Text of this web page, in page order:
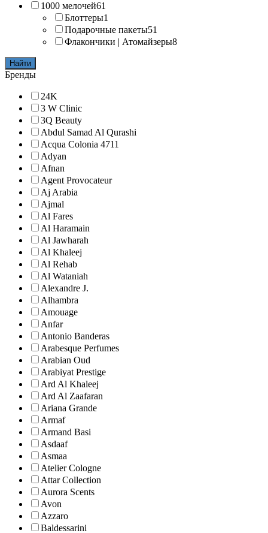
1000 мелочей61
Блоттеры1
Подарочные пакеты51
Флакончики | Атомайзеры8
Найти
Бренды
24K
3 W Clinic
3Q Beauty
Abdul Samad Al Qurashi
Acqua Colonia 4711
Adyan
Afnan
Agent Provocateur
Aj Arabia
Ajmal
Al Fares
Al Haramain
Al Jawharah
Al Khaleej
Al Rehab
Al Wataniah
Alexandre J.
Alhambra
Amouage
Anfar
Antonio Banderas
Arabesque Perfumes
Arabian Oud
Arabiyat Prestige
Ard Al Khaleej
Ard Al Zaafaran
Ariana Grande
Armaf
Armand Basi
Asdaaf
Asmaa
Atelier Cologne
Attar Collection
Aurora Scents
Avon
Azzaro
Baldessarini